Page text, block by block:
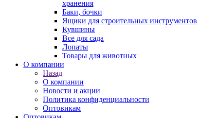
хранения
Баки, бочки
Ящики для строительных инструментов
Кувшины
Все для сада
Лопаты
Товары для животных
О компании
Назад
О компании
Новости и акции
Политика конфиденциальности
Оптовикам